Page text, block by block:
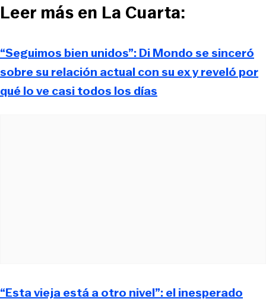
Leer más en La Cuarta:
“Seguimos bien unidos”: Di Mondo se sinceró
sobre su relación actual con su ex y reveló por
qué lo ve casi todos los días
“Esta vieja está a otro nivel”: el inesperado